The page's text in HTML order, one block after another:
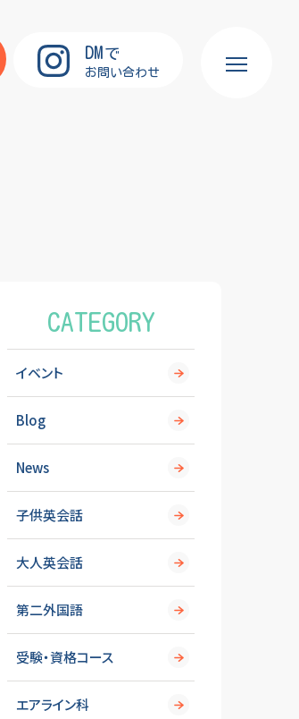
DMで
お問い合わせ
CATEGORY
イベント
Blog
News
子供英会話
大人英会話
第二外国語
受験・資格コース
エアライン科